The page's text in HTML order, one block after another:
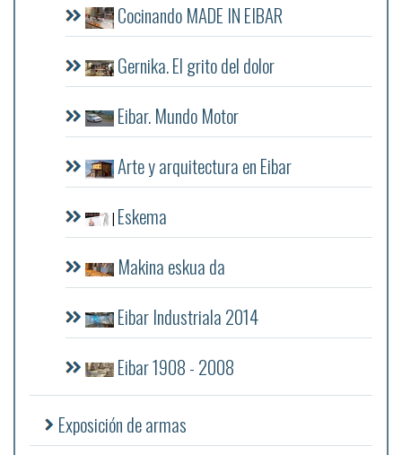
Cocinando MADE IN EIBAR
Gernika. El grito del dolor
Eibar. Mundo Motor
Arte y arquitectura en Eibar
Eskema
Makina eskua da
Eibar Industriala 2014
Eibar 1908 - 2008
Exposición de armas